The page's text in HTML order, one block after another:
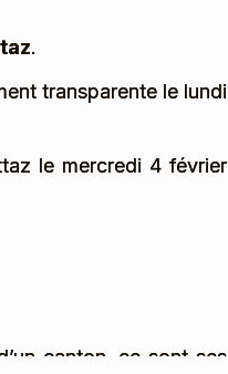
.
transparente le lundi
le mercredi 4 février
canton, ce sont ses